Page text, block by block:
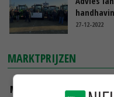
27-12-2022
MARKTPRIJZEN
Magere melkpoeder